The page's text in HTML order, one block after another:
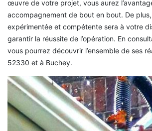
œuvre de votre projet, vous aurez
accompagnement de bout en bout. De
expérimentée et compétente sera à votre
garantir la réussite de l’opération. En
vous pourrez découvrir l’ensemble de ses
52330 et à Buchey.